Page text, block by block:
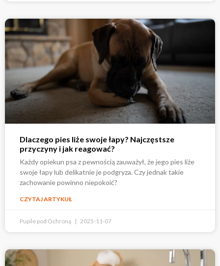
Dlaczego pies liże swoje łapy? Najczęstsze
przyczyny i jak reagować?
Każdy opiekun psa z pewnością zauważył, że jego pies liże
swoje łapy lub delikatnie je podgryza. Czy jednak takie
zachowanie powinno niepokoić?
CZYTAJ ARTYKUŁ
Pupile pod Ochroną 2025-11-07